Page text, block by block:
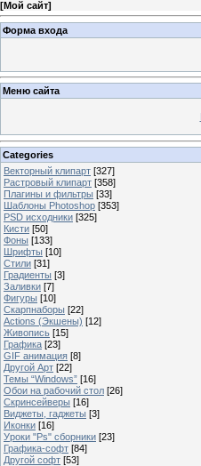
[Мой сайт]
Форма входа
Меню сайта
Categories
Векторный клипарт [327]
Растровый клипарт [358]
Плагины и фильтры [33]
Шаблоны Photoshop [353]
PSD исходники [325]
Кисти [50]
Фоны [133]
Шрифты [10]
Стили [31]
Градиенты [3]
Заливки [7]
Фигуры [10]
Скарпнаборы [22]
Actions (Экшены) [12]
Живопись [15]
Графика [23]
GIF анимация [8]
Другой Арт [22]
Темы “Windows” [16]
Обои на рабочий стол [26]
Скринсейверы [16]
Виджеты, гаджеты [3]
Иконки [16]
Уроки "Ps" сборники [23]
Графика-софт [84]
Другой софт [53]